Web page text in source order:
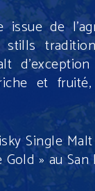
issue de
et
Single
» au